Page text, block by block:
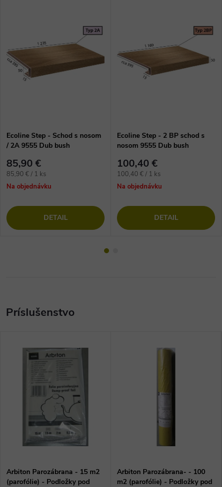
Ecoline Step - Schod s nosom
/ 2A 9555 Dub bush
85,90 €
Jednotková
cena:
85,90 € / 1 ks
Na objednávku
DETAIL
Ecoline Step - 2 BP schod s
nosom 9555 Dub bush
100,40 €
Jednotková
cena:
100,40 € / 1 ks
Na objednávku
DETAIL
Arbiton Parozábrana - 15 m2
(parofólie) - Podložky pod
Arbiton Parozábrana- - 100
m2 (parofólie) - Podložky pod